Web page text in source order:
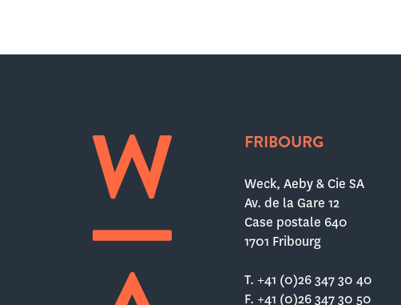
FRIBOURG
Weck, Aeby & Cie SA
Av. de la Gare 12
Case postale 640
1701 Fribourg
T. +41 (0)26 347 30 40
F. +41 (0)26 347 30 50